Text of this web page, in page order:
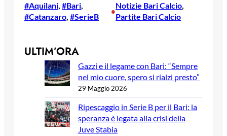
#Aquilani, #Bari
#Catanzaro, #SerieB
•
Notizie Bari Calcio
Partite Bari Calcio
ULTIM’ORA
Gazzi e il legame con Bari: “Sempre
nel mio cuore, spero si rialzi presto”
29 Maggio 2026
Ripescaggio in Serie B per il Bari: la
speranza è legata alla crisi della
Juve Stabia